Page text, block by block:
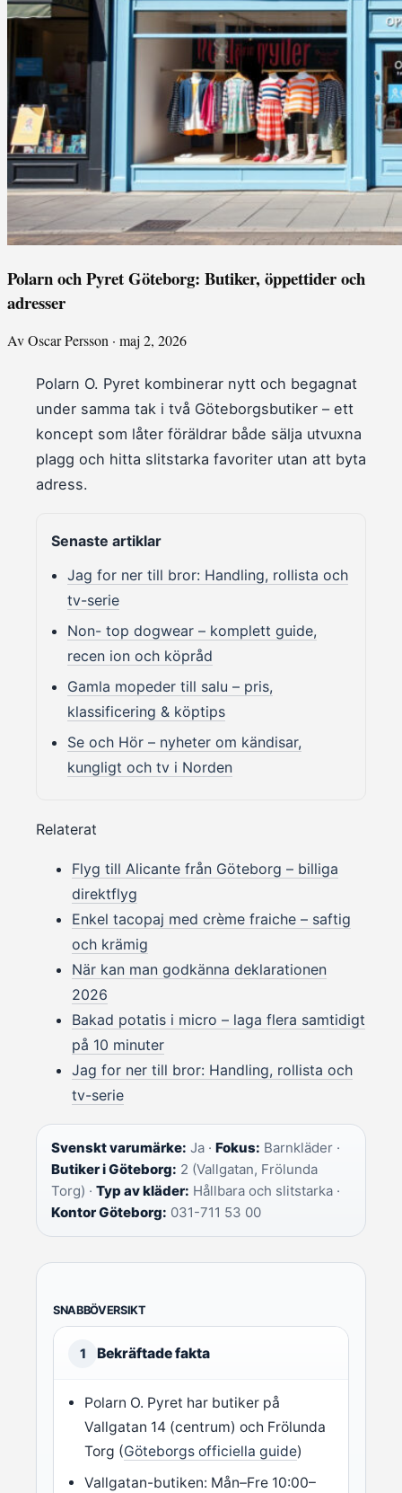
Polarn och Pyret Göteborg: Butiker, öppettider och
adresser
Av Oscar Persson · maj 2, 2026
Polarn O. Pyret kombinerar nytt och begagnat
under samma tak i två Göteborgsbutiker – ett
koncept som låter föräldrar både sälja utvuxna
plagg och hitta slitstarka favoriter utan att byta
adress.
Senaste artiklar
Jag for ner till bror: Handling, rollista och
tv-serie
Non- top dogwear – komplett guide,
recen ion och köpråd
Gamla mopeder till salu – pris,
klassificering & köptips
Se och Hör – nyheter om kändisar,
kungligt och tv i Norden
Relaterat
Flyg till Alicante från Göteborg – billiga
direktflyg
Enkel tacopaj med crème fraiche – saftig
och krämig
När kan man godkänna deklarationen
2026
Bakad potatis i micro – laga flera samtidigt
på 10 minuter
Jag for ner till bror: Handling, rollista och
tv-serie
Svenskt varumärke: Ja · Fokus: Barnkläder ·
Butiker i Göteborg: 2 (Vallgatan, Frölunda
Torg) · Typ av kläder: Hållbara och slitstarka ·
Kontor Göteborg: 031-711 53 00
SNABBÖVERSIKT
1 Bekräftade fakta
Polarn O. Pyret har butiker på
Vallgatan 14 (centrum) och Frölunda
Torg (Göteborgs officiella guide)
Vallgatan-butiken: Mån–Fre 10:00–